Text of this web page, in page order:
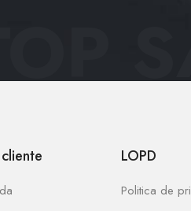
LOPD
Politica de